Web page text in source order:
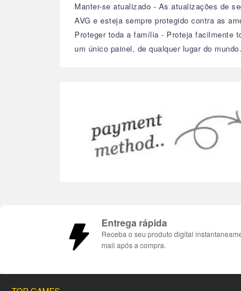
Manter-se atualizado - As atualizações de
AVG e esteja sempre protegido contra as
Proteger toda a família - Proteja facilmente
um único painel, de qualquer lugar do mundo.
Entrega rápida
Receba o seu produto digital
mail após a compra.